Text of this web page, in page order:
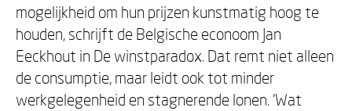
mogelijkheid om hun prijzen kunstmatig hoog te
houden, schrijft de Belgische econoom Jan
Eeckhout in De winstparadox. Dat remt niet alleen
de consumptie, maar leidt ook tot minder
werkgelegenheid en stagnerende lonen. ‘Wat